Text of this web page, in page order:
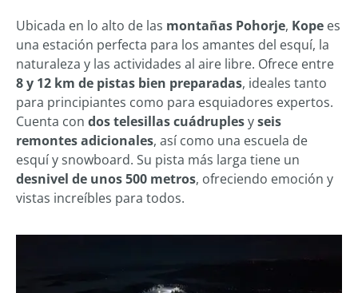
Ubicada en lo alto de las montañas Pohorje, Kope es
una estación perfecta para los amantes del esquí, la
naturaleza y las actividades al aire libre. Ofrece entre
8 y 12 km de pistas bien preparadas, ideales tanto
para principiantes como para esquiadores expertos.
Cuenta con dos telesillas cuádruplesyseis
remontes adicionales, así como una escuela de
esquí y snowboard. Su pista más larga tiene un
desnivel de unos 500 metros, ofreciendo emoción y
vistas increíbles para todos.